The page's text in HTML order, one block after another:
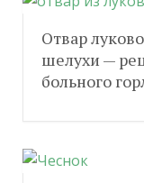
Отвар
шелухи —
больного